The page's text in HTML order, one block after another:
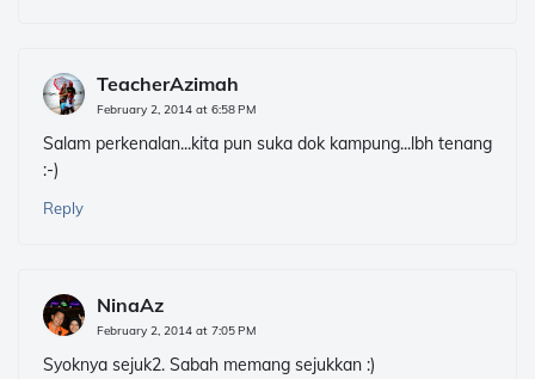
TeacherAzimah
February 2, 2014 at 6:58 PM
Salam perkenalan...kita pun suka dok kampung...lbh tenang
:-)
Reply
NinaAz
February 2, 2014 at 7:05 PM
Syoknya sejuk2. Sabah memang sejukkan :)